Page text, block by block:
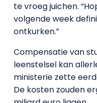
te vroeg juichen.
volgende week
ontkurken.”
Compensatie van
leenstelsel kan
ministerie zette
De kosten zouden